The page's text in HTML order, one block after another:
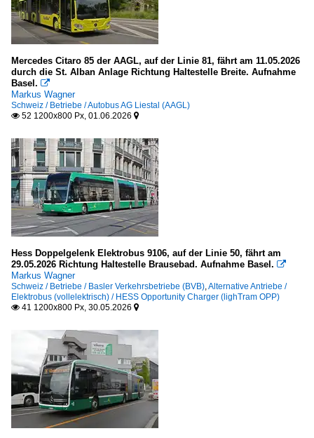
Mercedes Citaro 85 der AAGL, auf der Linie 81, fährt am 11.05.2026
durch die St. Alban Anlage Richtung Haltestelle Breite. Aufnahme
Basel. 
Markus Wagner
Schweiz / Betriebe / Autobus AG Liestal (AAGL)
 52 1200x800 Px, 01.06.2026 
Hess Doppelgelenk Elektrobus 9106, auf der Linie 50, fährt am
29.05.2026 Richtung Haltestelle Brausebad. Aufnahme Basel. 
Markus Wagner
Schweiz / Betriebe / Basler Verkehrsbetriebe (BVB) Alternative Antriebe /
Elektrobus (vollelektrisch) / HESS Opportunity Charger (lighTram OPP)
 41 1200x800 Px, 30.05.2026 